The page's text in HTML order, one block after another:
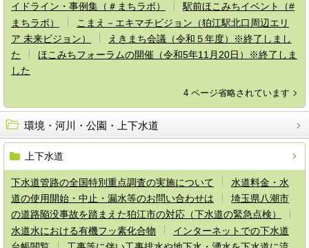
イドライン・事例集（＃まちラボ）
駅前ほこみちイベント（#
まちラボ）
こまえ－エキマチビジョン（狛江駅北口周辺エリ
ア 未来ビジョン）
えきまち会議（令和５年度）※終了しまし
た
ほこみちフォーラムの開催（令和5年11月20日）※終了しま
した
4 ページ省略されています
環境・河川・公園・上下水道
上下水道
下水道管路の全国特別重点調査の実施について
水道料金・水
道の使用開始・中止・漏水等のお問い合わせは
埼玉県八潮市
の道路陥没事故を踏まえた狛江市の対応（下水道の緊急点検）
水道水における有機フッ素化合物
インターネットでの下水道